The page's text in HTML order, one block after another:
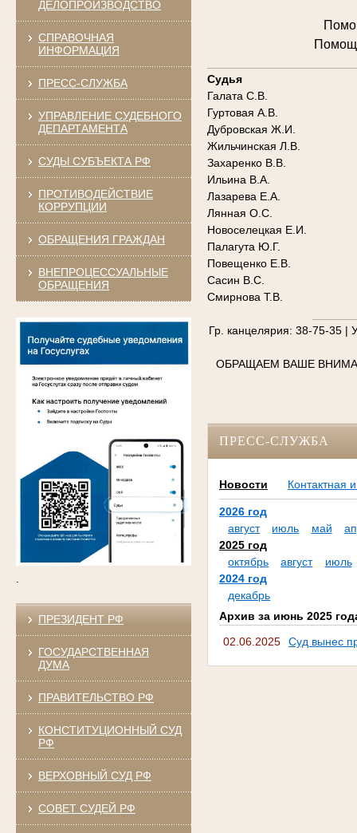
ДЕЛОПРОИЗВОДСТВО
СПРАВОЧНАЯ
ИНФОРМАЦИЯ
ПРЕСС-СЛУЖБА
УПРАВЛЕНИЕ СУДЕБНОГО
ДЕПАРТАМЕНТА
СУДЫ СУБЪЕКТА РФ
ПРОТИВОДЕЙСТВИЕ
КОРРУПЦИИ
ОБРАЩЕНИЯ ГРАЖДАН
ВНЕПРОЦЕССУАЛЬНЫЕ
ОБРАЩЕНИЯ
ПРЕЗИДЕНТ РФ
ГОСУДАРСТВЕННАЯ
ДУМА
ПРАВИТЕЛЬСТВО РФ
КОНСТИТУЦИОННЫЙ СУД
РФ
ВЕРХОВНЫЙ СУД РФ
СОВЕТ СУДЕЙ РФ
Судья
Галата С.В.
Гуртовая А.В.
Дубровская Ж.И.
Жильчинская Л.В.
Захаренко В.В.
Ильина В.А.
Лазарева Е.А.
Лянная О.С.
Новоселецкая Е.И.
Палагута Ю.Г.
Повещенко Е.В.
Сасин В.С.
Смирнова Т.В.
Гр. канцелярия: 38-75-35 |
ОБРАЩАЕМ ВАШЕ
ПРЕСС-СЛУЖБА
Новости Контактная
2026 год
август
июль май
2025 год
октябрь
август
июль
2024 год
декабрь
Архив за июнь 2025
02.06.2025
Суд вынес